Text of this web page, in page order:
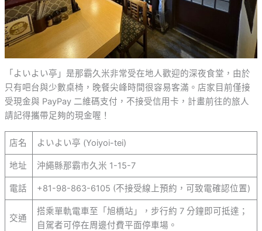
「よいよい亭」是那霸久米非常受在地人歡迎的深夜食堂，由於
只有吧台與少數桌椅，晚餐尖峰時間很容易客滿。店家目前僅接
受現金與 PayPay 二維碼支付，不接受信用卡，計畫前往的旅人
請記得攜帶足夠的現金喔！
店名 よいよい亭 (Yoiyoi-tei)
地址 沖繩縣那霸市久米 1-15-7
電話 +81-98-863-6105 (不接受線上預約，可致電確認位置)
交通
搭乘單軌電車至「旭橋站」，步行約 7 分鐘即可抵達；
自駕者可停在周邊付費平面停車場。